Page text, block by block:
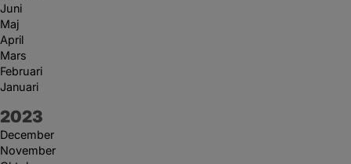
Juni
Maj
April
Mars
Februari
Januari
År:
2023
December
November